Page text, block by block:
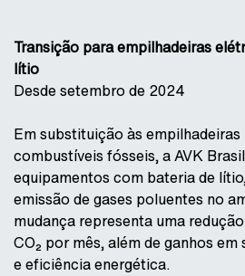
Transição para empilhadeiras
lítio
Desde setembro de 2024
Em substituição às empilhadeiras
combustíveis fósseis, a AVK
equipamentos com bateria de
emissão de gases poluentes no
mudança representa uma
CO₂ por mês, além de ganhos
e eficiência energética.